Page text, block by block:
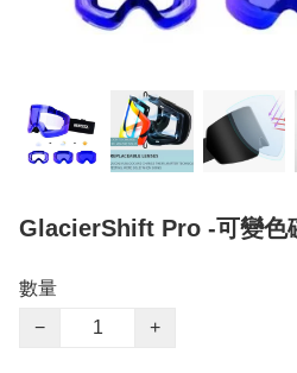
GlacierShift Pro -可變色
數量
−
+